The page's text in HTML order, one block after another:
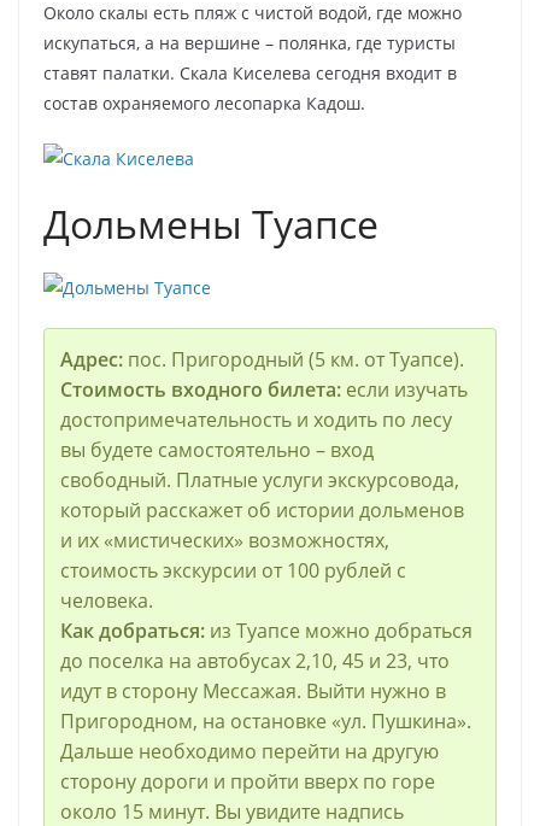
Около скалы есть пляж с чистой водой, где можно
искупаться, а на вершине – полянка, где туристы
ставят палатки. Скала Киселева сегодня входит в
состав охраняемого лесопарка Кадош.
Дольмены Туапсе
Адрес:пос. Пригородный (5 км. от Туапсе).
Стоимость входного билета:если изучать
достопримечательность и ходить по лесу
вы будете самостоятельно – вход
свободный. Платные услуги экскурсовода,
который расскажет об истории дольменов
и их «мистических» возможностях,
стоимость экскурсии от 100 рублей с
человека.
Как добраться:из Туапсе можно добраться
до поселка на автобусах 2,10, 45 и 23, что
идут в сторону Мессажая. Выйти нужно в
Пригородном, на остановке «ул. Пушкина».
Дальше необходимо перейти на другую
сторону дороги и пройти вверх по горе
около 15 минут. Вы увидите надпись